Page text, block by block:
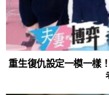
重生復仇設定一模一樣